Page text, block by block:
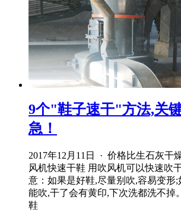
9个"鞋子速干"方法,关
急！
2017年12月11日 · 价格比生石灰干
风机快速干鞋 用吹风机可以快速吹
意：如果是好鞋,尽量别吹,容易变形
能吹,干了会有黄印,下次洗都洗不掉
鞋